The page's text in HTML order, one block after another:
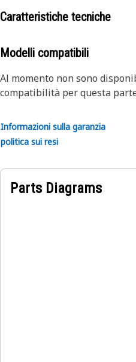
Caratteristiche tecniche
Modelli compatibili
Al momento non sono
compatibilità per questa
Informazioni sulla garanzia
politica sui resi
Parts Diagrams